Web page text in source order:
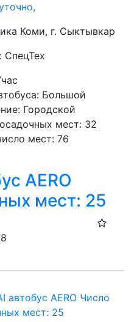
Коми, г. Сыктывкар
СпецТех
Большой
Городской
мест: 32
мест: 76
AERO
мест: 25
автобус AERO Число
мест: 25